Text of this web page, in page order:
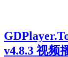
v4.8.3 视频